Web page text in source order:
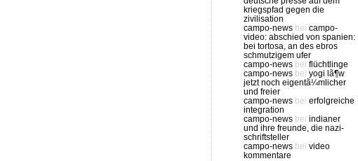
kriegspfad gegen die
zivilisation
campo-news bei campo-
video: abschied von spanien:
bei tortosa, an des ebros
schmutzigem ufer
campo-news bei flüchtlinge
campo-news bei yogi lã¶w
jetzt noch eigentã¼mlicher
und freier
campo-news bei erfolgreiche
integration
campo-news bei indianer
und ihre freunde, die nazi-
schriftsteller
campo-news bei video
kommentare